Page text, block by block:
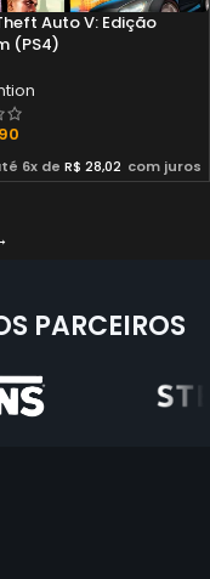
Auto V: Edição
(PS4)
6x de R$ 28,02 com juros
PARCEIROS